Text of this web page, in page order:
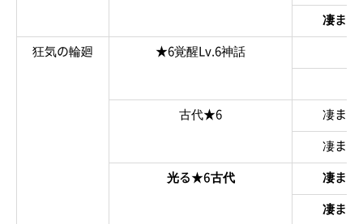
凄まじ
狂気の輪廻
★6覚醒Lv.6神話
古代★6
凄まじ
凄まじ
光る★6古代
凄まじ
凄まじ